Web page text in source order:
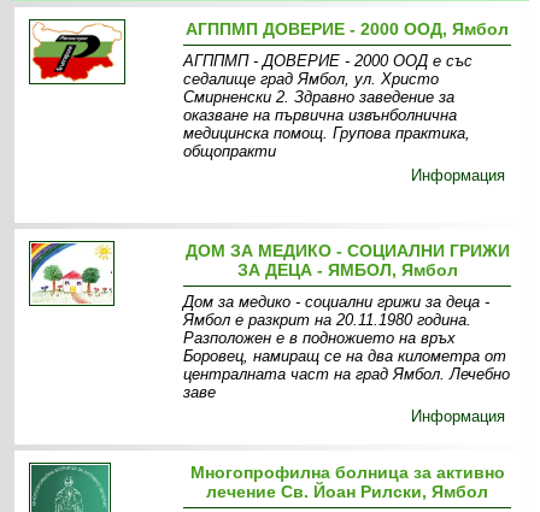
АГППМП ДОВЕРИЕ - 2000 ООД, Ямбол
АГППМП - ДОВЕРИЕ - 2000 ООД е със
седалище град Ямбол, ул. Христо
Смирненски 2. Здравно заведение за
оказване на първична извънболнична
медицинска помощ. Групова практика,
общопракти
Информация
ДОМ ЗА МЕДИКО - СОЦИАЛНИ ГРИЖИ
ЗА ДЕЦА - ЯМБОЛ, Ямбол
Дом за медико - социални грижи за деца -
Ямбол е разкрит на 20.11.1980 година.
Разположен е в подножието нa връх
Боровец, намиращ се на два километра от
централната част на град Ямбол. Лечебно
заве
Информация
Многопрофилна болница за активно
лечение Св. Йоан Рилски, Ямбол